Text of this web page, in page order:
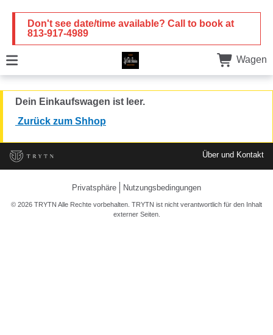
Don't see date/time available? Call to book at
813-917-4989
Wagen
Dein Einkaufswagen ist leer.
Zurück zum Shhop
Über und Kontakt
Privatsphäre Nutzungsbedingungen
© 2026 TRYTN Alle Rechte vorbehalten. TRYTN ist nicht verantwortlich für den Inhalt
externer Seiten.